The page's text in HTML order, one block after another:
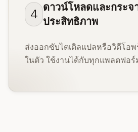
4 ดาวน์โหลดและกระจ
ประสิทธิภาพ
ส่งออกซับไตเติลแปลหรือวิดีโอ
ในตัว ใช้งานได้กับทุกแพลตฟอร์